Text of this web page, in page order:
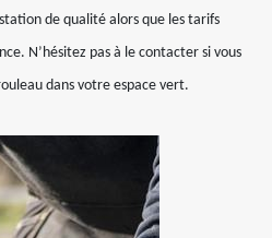
de qualité alors que les tarifs
N’hésitez pas à le contacter si vous
dans votre espace vert.